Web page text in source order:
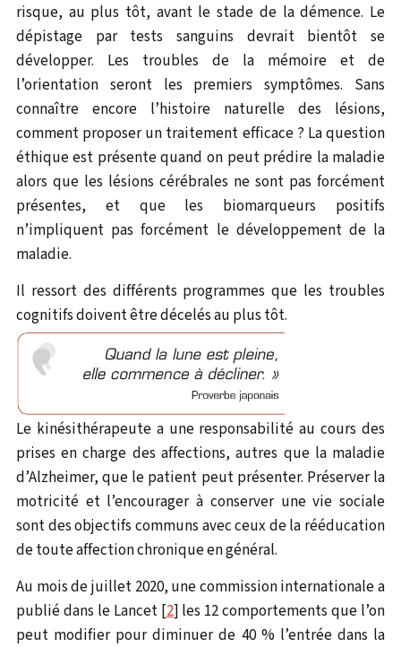
risque, au plus tôt, avant le stade de la démence. Le
dépistage par tests sanguins devrait bientôt se
développer. Les troubles de la mémoire et de
l’orientation seront les premiers symptômes. Sans
connaître encore l’histoire naturelle des lésions,
comment proposer un traitement efficace ? La question
éthique est présente quand on peut prédire la maladie
alors que les lésions cérébrales ne sont pas forcément
présentes, et que les biomarqueurs positifs
n’impliquent pas forcément le développement de la
maladie.
Il ressort des différents programmes que les troubles
cognitifs doivent être décelés au plus tôt.
Le kinésithérapeute a une responsabilité au cours des
prises en charge des affections, autres que la maladie
d’Alzheimer, que le patient peut présenter. Préserver la
motricité et l’encourager à conserver une vie sociale
sont des objectifs communs avec ceux de la rééducation
de toute affection chronique en général.
Au mois de juillet 2020, une commission internationale a
publié dans le Lancet [2] les 12 comportements que l’on
peut modifier pour diminuer de 40 % l’entrée dans la